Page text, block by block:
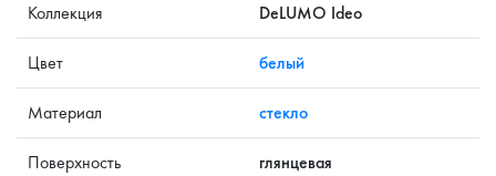
Коллекция DeLUMO Ideo
Цвет белый
Материал стекло
Поверхность глянцевая